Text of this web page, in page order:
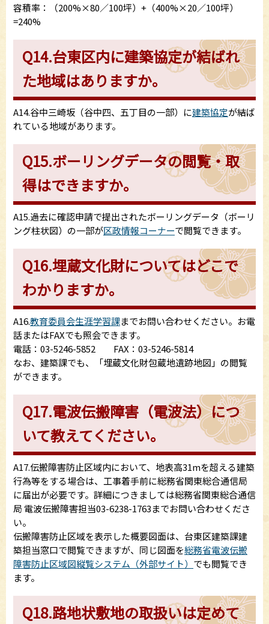
容積率：（200%×80／100坪）+（400%×20／100坪）
=240%
Q14.台東区内に建築協定が結ばれ
た地域はありますか。
A14.谷中三崎坂（谷中四、五丁目の一部）に建築協定が結ば
れている地域があります。
Q15.ボーリングデータの閲覧・取
得はできますか。
A15.過去に確認申請で提出されたボーリングデータ（ボーリ
ング柱状図）の一部が区政情報コーナーで閲覧できます。
Q16.埋蔵文化財についてはどこで
わかりますか。
A16.教育委員会生涯学習課までお問い合わせください。お電
話またはFAXでも照会できます。
電話：03-5246-5852 FAX：03-5246-5814
なお、建築課でも、「埋蔵文化財包蔵地遺跡地図」の閲覧
ができます。
Q17.電波伝搬障害（電波法）につ
いて教えてください。
A17.伝搬障害防止区域内において、地表高31mを超える建築
行為等をする場合は、工事着手前に総務省関東総合通信局
に届出が必要です。詳細につきましては総務省関東総合通信
局 電波伝搬障害担当03-6238-1763までお問い合わせくださ
い。
伝搬障害防止区域を表示した概要図面は、台東区建築課建
築担当窓口で閲覧できますが、同じ図面を総務省電波伝搬
障害防止区域図縦覧システム（外部サイト） でも閲覧でき
ます。
Q18.路地状敷地の取扱いは定めて